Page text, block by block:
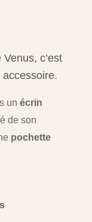
c’est
accessoire.
un écrin
de son
pochette